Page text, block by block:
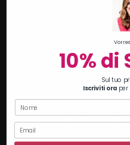
Condizioni d'Uso
Servizi Extra
Parla con Noi
BRAND
10% di
Sul tuo
Iscriviti ora per